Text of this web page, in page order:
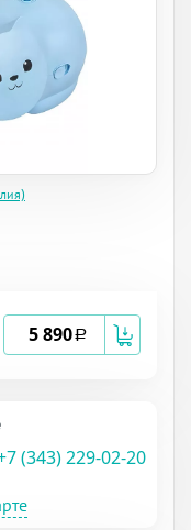
5 890a
(343) 229-02-20